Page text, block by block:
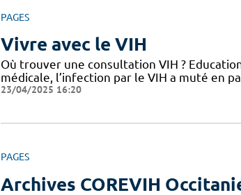
PAGES
Vivre avec le VIH
Où trouver une consultation VIH ?
médicale, l’infection par le VIH a muté en
23/04/2025 16:20
PAGES
Archives COREVIH